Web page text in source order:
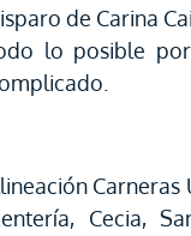
de Carina
lo posible
Carneras
Cecia,